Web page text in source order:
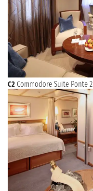
C2 Commodore Suite Ponte 2